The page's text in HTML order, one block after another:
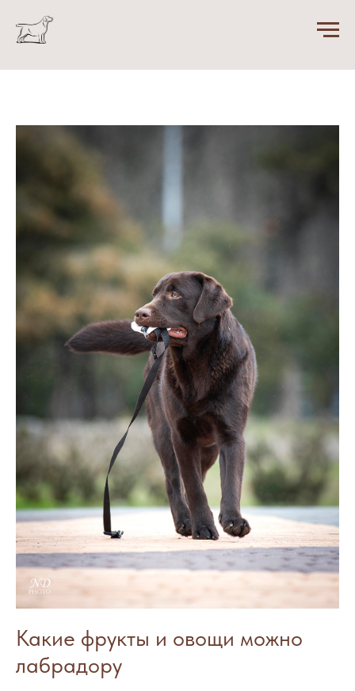
Какие фрукты и овощи можно
лабрадору